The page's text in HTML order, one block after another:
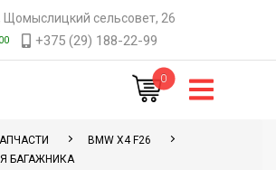
Щомыслицкий сельсовет, 26
00 +375 (29) 188-22-99
0
BMW X4 F26
БАГАЖНИКА